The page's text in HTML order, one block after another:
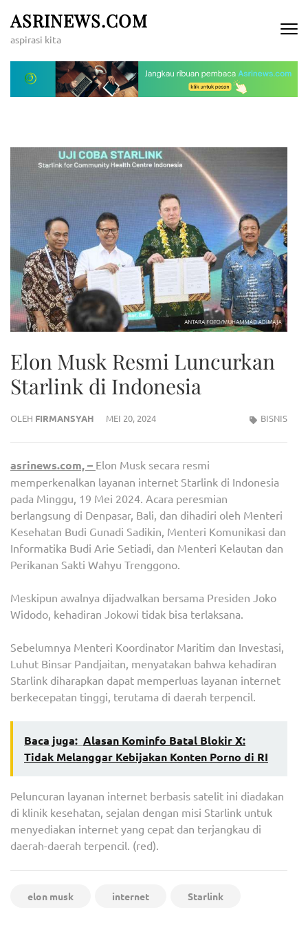
ke
konten
Enter)
ASRINEWS.COM
aspirasi kita
Elon Musk Resmi Luncurkan
Starlink di Indonesia
OLEH FIRMANSYAH MEI 20, 2024 BISNIS
asrinews.com, – Elon Musk secara resmi
memperkenalkan layanan internet Starlink di Indonesia
pada Minggu, 19 Mei 2024. Acara peresmian
berlangsung di Denpasar, Bali, dan dihadiri oleh Menteri
Kesehatan Budi Gunadi Sadikin, Menteri Komunikasi dan
Informatika Budi Arie Setiadi, dan Menteri Kelautan dan
Perikanan Sakti Wahyu Trenggono.
Meskipun awalnya dijadwalkan bersama Presiden Joko
Widodo, kehadiran Jokowi tidak bisa terlaksana.
Sebelumnya Menteri Koordinator Maritim dan Investasi,
Luhut Binsar Pandjaitan, menyatakan bahwa kehadiran
Starlink diharapkan dapat memperluas layanan internet
berkecepatan tinggi, terutama di daerah terpencil.
Baca juga: Alasan Kominfo Batal Blokir X:
Tidak Melanggar Kebijakan Konten Porno di RI
Peluncuran layanan internet berbasis satelit ini diadakan
di klinik kesehatan, sejalan dengan misi Starlink untuk
menyediakan internet yang cepat dan terjangkau di
daerah-daerah terpencil. (red).
elon musk internet Starlink